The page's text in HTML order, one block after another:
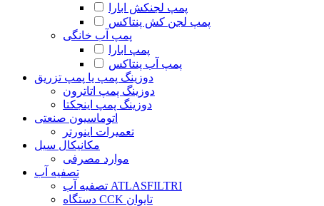
پمپ لجنکش ابارا
پمپ لجن کش پنتاکس
پمپ آب خانگی
پمپ ابارا
پمپ آب پنتاکس
دوزینگ پمپ یا پمپ تزریق
دوزینگ پمپ اتاترون
دوزینگ پمپ اینجکتا
اتوماسیون صنعتی
تعمیرات اینورتر
مکانیکال سیل
موارد مصرفی
تصفیه آب
تصفیه آب ATLASFILTRI
دستگاه CCK تایوان